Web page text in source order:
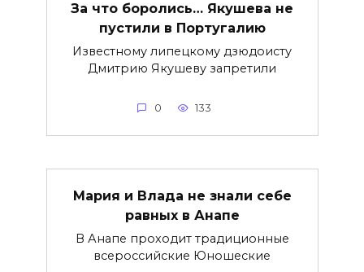
За что боролись… Якушева не
пустили в Португалию
Известному липецкому дзюдоисту
Дмитрию Якушеву запретили
0 133
Мария и Влада не знали себе
равных в Анапе
В Анапе проходит традиционные
всероссийские Юношеские